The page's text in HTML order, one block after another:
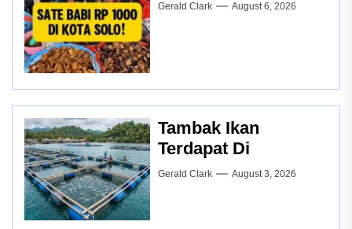
Gerald Clark August 6, 2026
Tambak Ikan
Terdapat Di
Gerald Clark August 3, 2026